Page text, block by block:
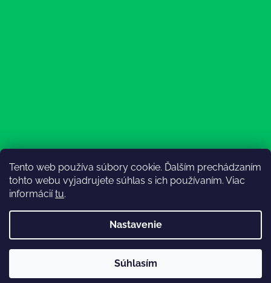
Tento web používa súbory cookie. Ďalším prechádzaním
tohto webu vyjadrujete súhlas s ich používaním. Viac
informáciítu.
Nastavenie
Súhlasím
nedostupná (na email reagujeme nonstop), expedícia ako
obvykle💚Ďakujeme, že ste s nami💚
Sledovať na Instagrame